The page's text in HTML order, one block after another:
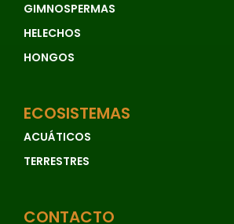
GIMNOSPERMAS
HELECHOS
HONGOS
ECOSISTEMAS
ACUÁTICOS
TERRESTRES
CONTACTO